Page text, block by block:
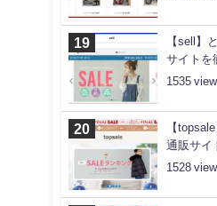
【sell】
サイトを
1535
【
通販サイ
1528